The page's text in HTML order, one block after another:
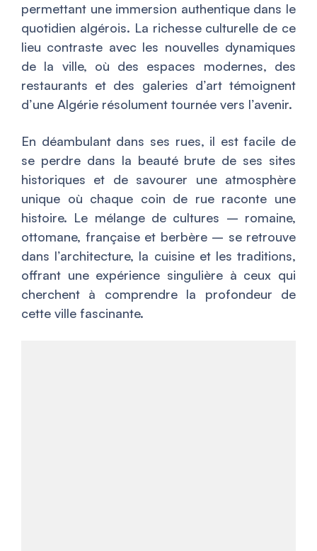
permettant une immersion authentique dans le
quotidien algérois. La richesse culturelle de ce
lieu contraste avec les nouvelles dynamiques
de la ville, où des espaces modernes, des
restaurants et des galeries d’art témoignent
d’une Algérie résolument tournée vers l’avenir.
En déambulant dans ses rues, il est facile de
se perdre dans la beauté brute de ses sites
historiques et de savourer une atmosphère
unique où chaque coin de rue raconte une
histoire. Le mélange de cultures – romaine,
ottomane, française et berbère – se retrouve
dans l’architecture, la cuisine et les traditions,
offrant une expérience singulière à ceux qui
cherchent à comprendre la profondeur de
cette ville fascinante.